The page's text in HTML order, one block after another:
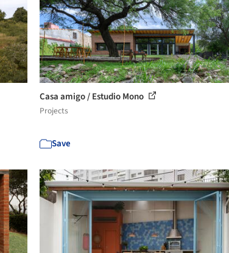
Casa amigo / Estudio Mono
Projects
Save